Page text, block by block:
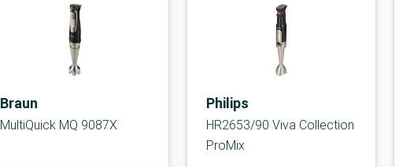
Braun
MultiQuick MQ 9087X
Philips
HR2653/90 Viva Collection
ProMix